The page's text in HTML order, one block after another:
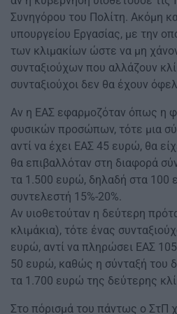
Συνηγόρου του Πολίτη. Ακόμη
υπουργείου Εργασίας, με την
των κλιμακίων ώστε να μη
συνταξιούχων που αλλάζουν
συνταξιούχοι δεν θα έχουν
Αν η ΕΑΣ εφαρμοζόταν όπως η
φυσικών προσώπων, τότε μια
αντί να έχει ΕΑΣ 45 ευρώ, θα
θα επιβαλλόταν στη διαφορά
τα 1.500 ευρώ, δηλαδή στα 100
συντελεστή 15%-20%.
Αν υιοθετούταν η δεύτερη
κλιμάκια), τότε ένας
ευρώ, αντί να πληρώσει ΕΑΣ
50 ευρώ, καθώς η σύνταξή του
τα 1.700 ευρώ της δεύτερης
Στο πόρισμά του πάντως ο ΣτΠ